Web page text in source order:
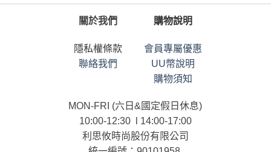
關於我們
隱私權條款
聯絡我們
購物說明
會員專屬優惠
UU幣說明
購物須知
MON-FRI (六日&國定假日休息)
10:00-12:30 l 14:00-17:00
利思攸時尚股份有限公司